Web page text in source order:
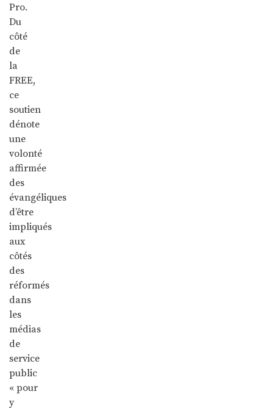
Pro.
Du
côté
de
la
FREE,
ce
soutien
dénote
une
volonté
affirmée
des
évangéliques
d’être
impliqués
aux
côtés
des
réformés
dans
les
médias
de
service
public
« pour
y